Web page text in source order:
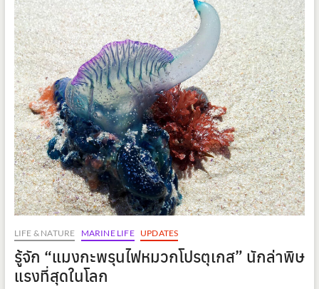
LIFE & NATURE MARINE LIFE UPDATES
รู้จัก “แมงกะพรุนไฟหมวกโปรตุเกส” นักล่าพิษ
แรงที่สุดในโลก